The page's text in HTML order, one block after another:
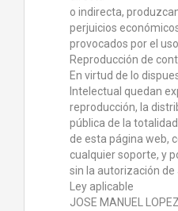
o indirecta,
perjuicios
provocados por el
Reproducción de
En virtud de lo
Intelectual quedan
reproducción, la
pública de la
de esta página web,
cualquier soporte, y
sin la autorización de
Ley aplicable
JOSE MANUEL